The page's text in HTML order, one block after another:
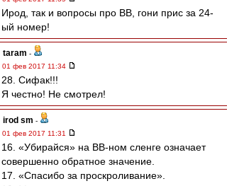
Ирод, так и вопросы про ВВ, гони прис за 24-
ый номер!
taram -
01 фев 2017 11:34
28. Сифак!!!
Я честно! Не смотрел!
irod sm -
01 фев 2017 11:31
16. «Убирайся» на ВВ-ном сленге означает
совершенно обратное значение.
17. «Спасибо за проскроливание».